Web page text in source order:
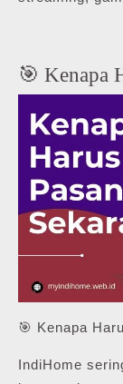
🎯 Kenapa
🎯 Kenapa
IndiHome